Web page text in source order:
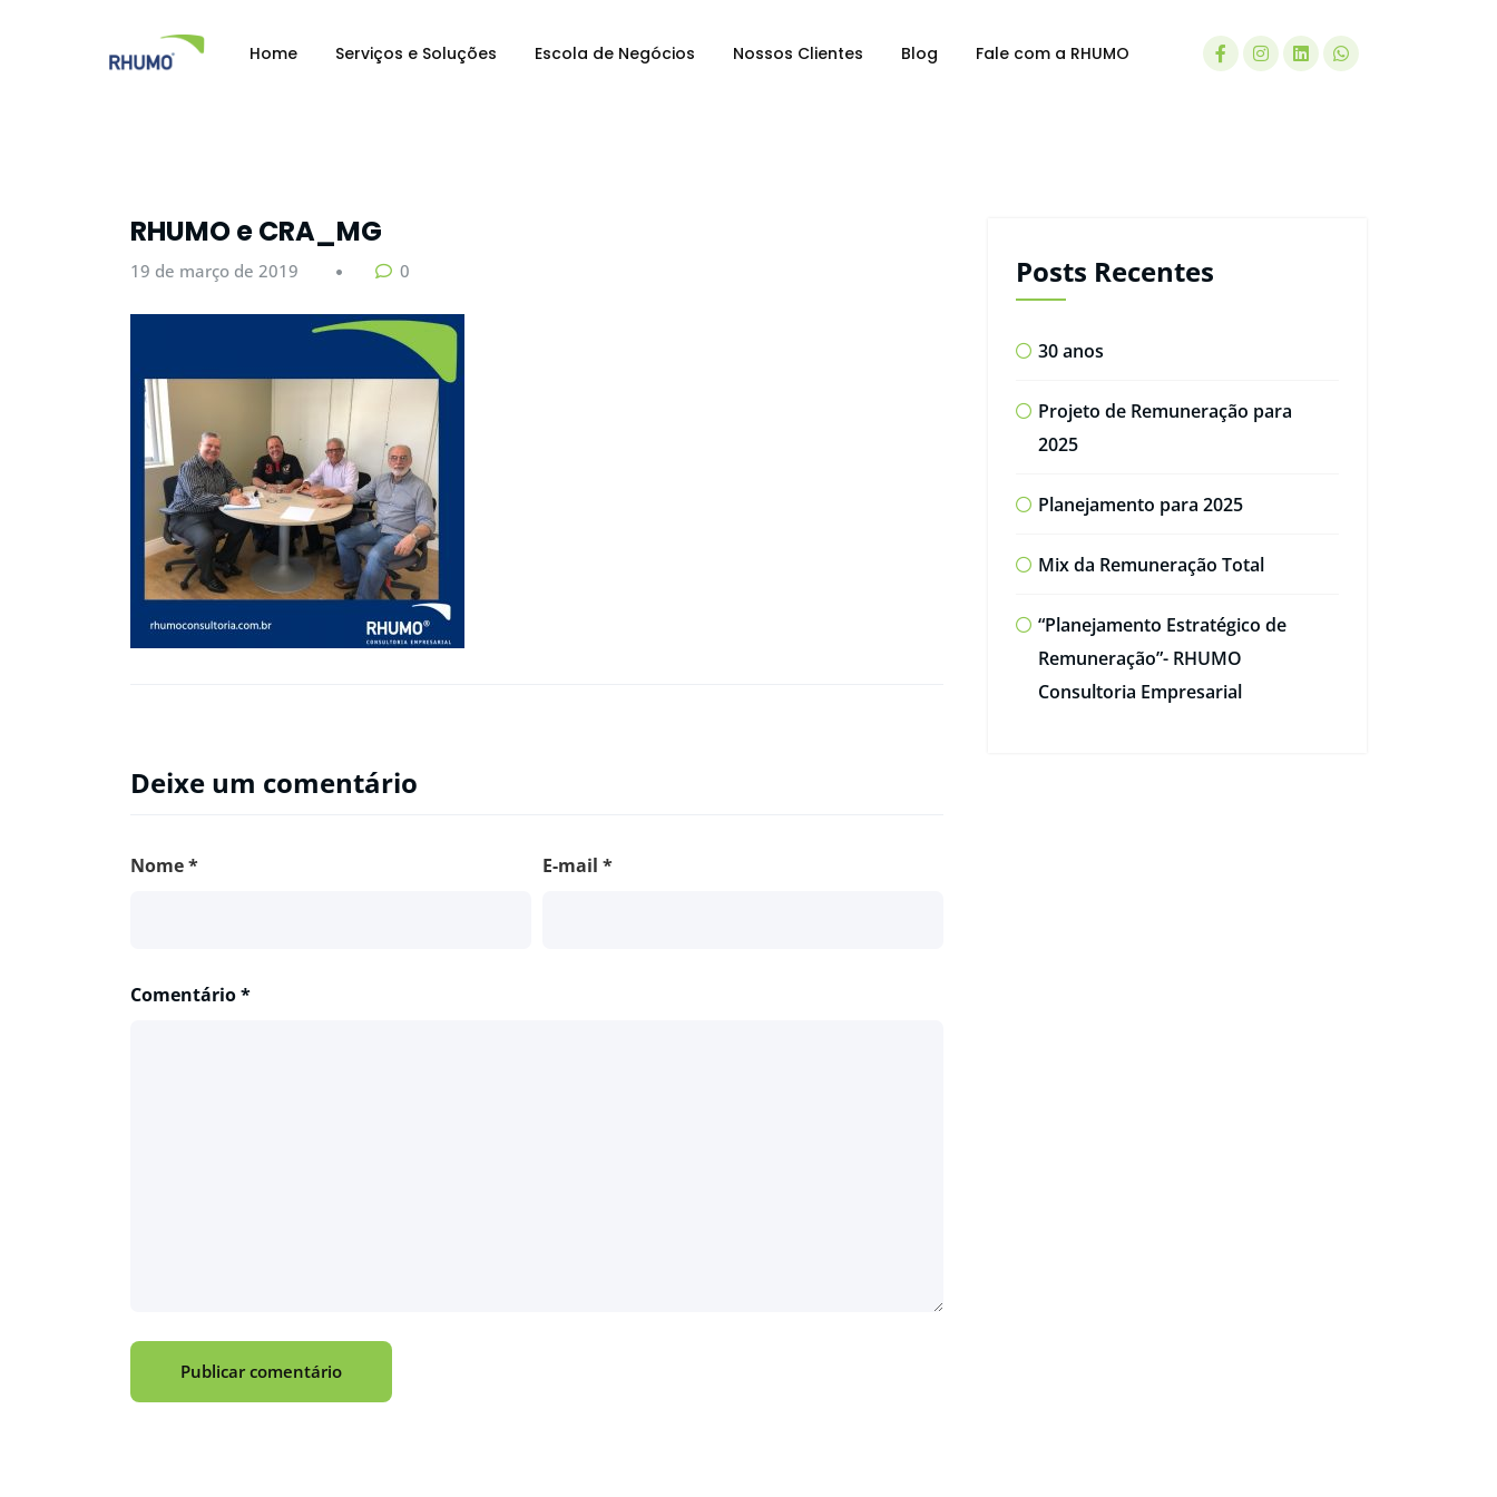
Home Serviços e Soluções Escola de Negócios Nossos Clientes Blog Fale com a RHUMO
RHUMO e CRA_MG
19 de março de 2019 0
Deixe um comentário
Nome* E-mail *
Comentário*
Posts Recentes
30 anos
Projeto de Remuneração para
2025
Planejamento para 2025
Mix da Remuneração Total
“Planejamento Estratégico de
Remuneração”- RHUMO
Consultoria Empresarial